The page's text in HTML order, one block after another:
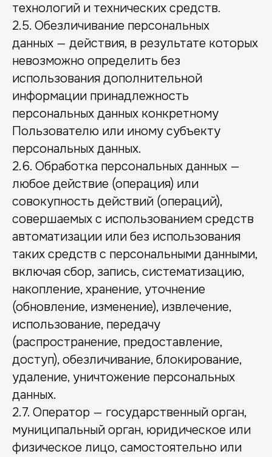
технологий и технических средств.
2.5. Обезличивание персональных
данных — действия, в результате которых
невозможно определить без
использования дополнительной
информации принадлежность
персональных данных конкретному
Пользователю или иному субъекту
персональных данных.
2.6. Обработка персональных данных —
любое действие (операция) или
совокупность действий (операций),
совершаемых с использованием средств
автоматизации или без использования
таких средств с персональными данными,
включая сбор, запись, систематизацию,
накопление, хранение, уточнение
(обновление, изменение), извлечение,
использование, передачу
(распространение, предоставление,
доступ), обезличивание, блокирование,
удаление, уничтожение персональных
данных.
2.7. Оператор — государственный орган,
муниципальный орган, юридическое или
физическое лицо, самостоятельно или